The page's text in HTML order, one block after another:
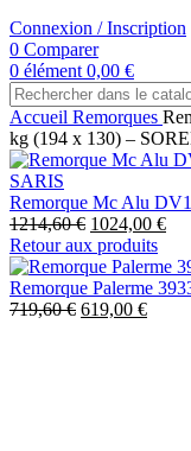
Connexion / Inscription
0 Comparer
0 élément 0,00 €
Accueil Remorques
kg (194 x 130) –
Remorque Mc Alu
1214,60€ 1024,00 €
Retour aux produits
Remorque Palerme
719,60€ 619,00 €